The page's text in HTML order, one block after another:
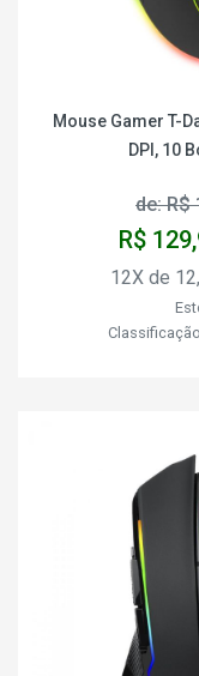
Mouse Gamer T-
DPI, 10
de: R$
R$
12X de